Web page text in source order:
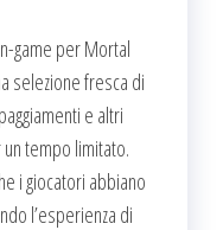
game per Mortal
selezione fresca di
e altri
tempo limitato.
i giocatori abbiano
l’esperienza di